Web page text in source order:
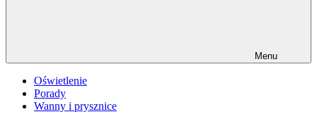
Menu
Oświetlenie
Porady
Wanny i prysznice